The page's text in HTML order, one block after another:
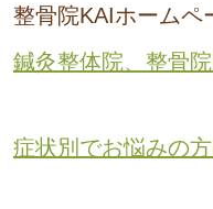
整骨院KAIホームペ
鍼灸整体院、整骨
症状別でお悩みの